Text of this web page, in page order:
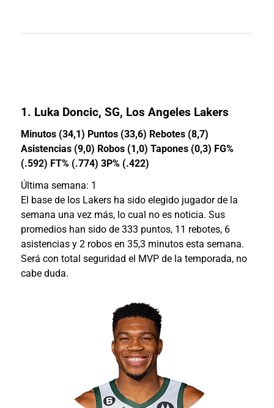
1. Luka Doncic, SG, Los Angeles Lakers
Minutos (34,1) Puntos (33,6) Rebotes (8,7)
Asistencias (9,0) Robos (1,0) Tapones (0,3) FG%
(.592) FT% (.774) 3P% (.422)
Última semana: 1
El base de los Lakers ha sido elegido jugador de la
semana una vez más, lo cual no es noticia. Sus
promedios han sido de 333 puntos, 11 rebotes, 6
asistencias y 2 robos en 35,3 minutos esta semana.
Será con total seguridad el MVP de la temporada, no
cabe duda.